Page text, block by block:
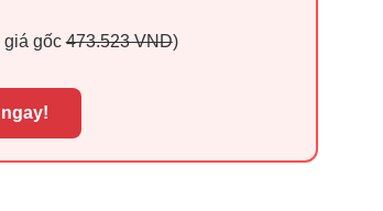
gốc473.523 VND)